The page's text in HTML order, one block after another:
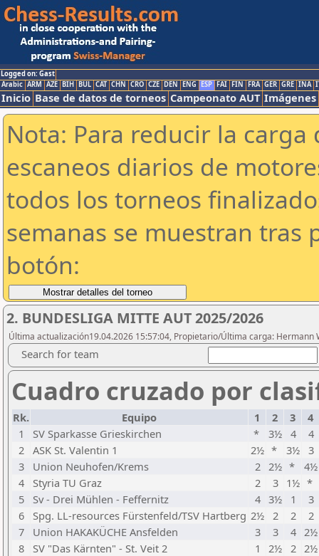
Logged on: Gast
Arabic ARM AZE BIH BUL CAT CHN CRO CZE DEN ENG ESP FAI FIN FRA GER GRE INA
Inicio Base de datos de torneos Campeonato AUT Imágenes
Nota: Para reducir la
escaneos diarios de
todos los torneos
semanas se muestran tras
botón:
2. BUNDESLIGA MITTE AUT 2025/2026
Última actualización19.04.2026 15:57:04, Propietario/Última carga: Hermann
Search for team
Cuadro cruzado por
Rk. Equipo 1 2 3
4
1
SV Sparkasse Grieskirchen * 3½ 4
4
2 ASK St. Valentin 1 2½ * 3½ 3
3
Union Neuhofen/Krems 2 2½ *
4½
4
Styria TU Graz 2 3 1½ *
5
Sv - Drei Mühlen - Feffernitz 4 3½ 1
3
6
Spg. LL-resources Fürstenfeld/TSV Hartberg 2½ 2 2
2
7
Union HAKAKÜCHE Ansfelden 3 3 4 2½
8
SV "Das Kärnten" - St. Veit 2 1 2½ 2 2½